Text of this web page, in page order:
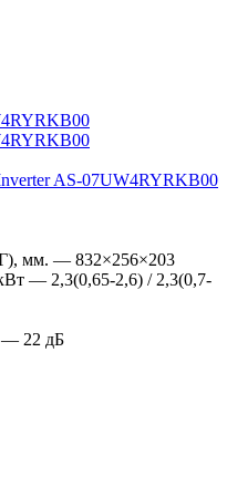
AS-07UW4RYRKB00
мм. — 832×256×203
— 2,3(0,65-2,6) / 2,3(0,7-
— 22 дБ